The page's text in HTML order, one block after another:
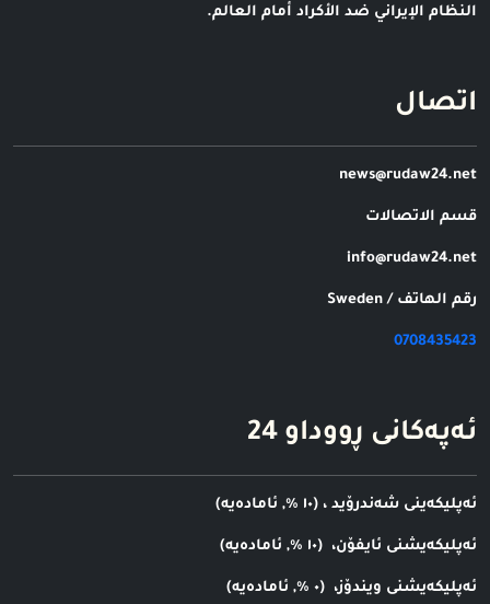
النظام الإيراني ضد الأكراد أمام العالم.
اتصال
news@rudaw24.net
قسم الاتصالات
info@rudaw24.net
رقم الهاتف / Sweden
0708435423
ئه‌په‌کانی ڕووداو 24
ئه‌‌‌پلیکه‌‌‌ینی شه‌‌‌ندرۆید ، (١٠ %, ئاماده‌‌‌یه‌‌‌)
ئه‌‌‌پلیکه‌‌‌یشنی ئایفۆن، (١٠ %, ئاماده‌‌‌یه‌‌‌)
ئه‌‌‌پلیکه‌‌‌یشنی ویندۆز، (٠ %, ئاماده‌‌‌یه‌‌‌)